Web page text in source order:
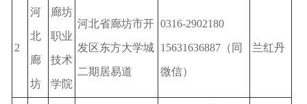
2
河
北
廊
坊
廊坊
职业
技术
学院
河北省廊坊市开
发区东方大学城
二期居易道
0316-2902180
15631636887（同
微信）
兰红丹